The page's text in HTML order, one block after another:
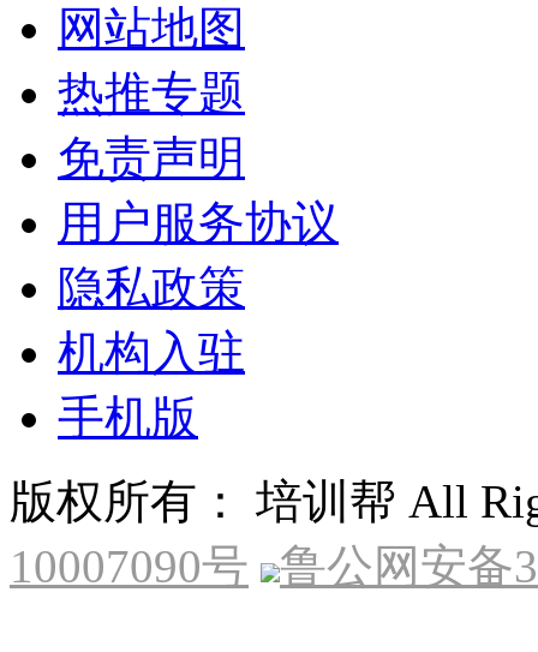
网站地图
热推专题
免责声明
用户服务协议
隐私政策
机构入驻
手机版
版权所有： 培训帮 All
10007090号
鲁公网安备